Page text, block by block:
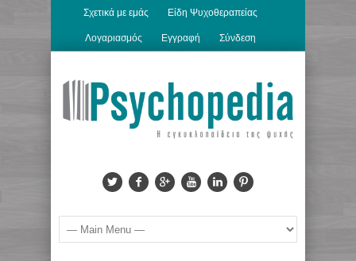
Σχετικά με εμάς Είδη Ψυχοθεραπείας
Λογαριασμός Εγγραφή Σύνδεση